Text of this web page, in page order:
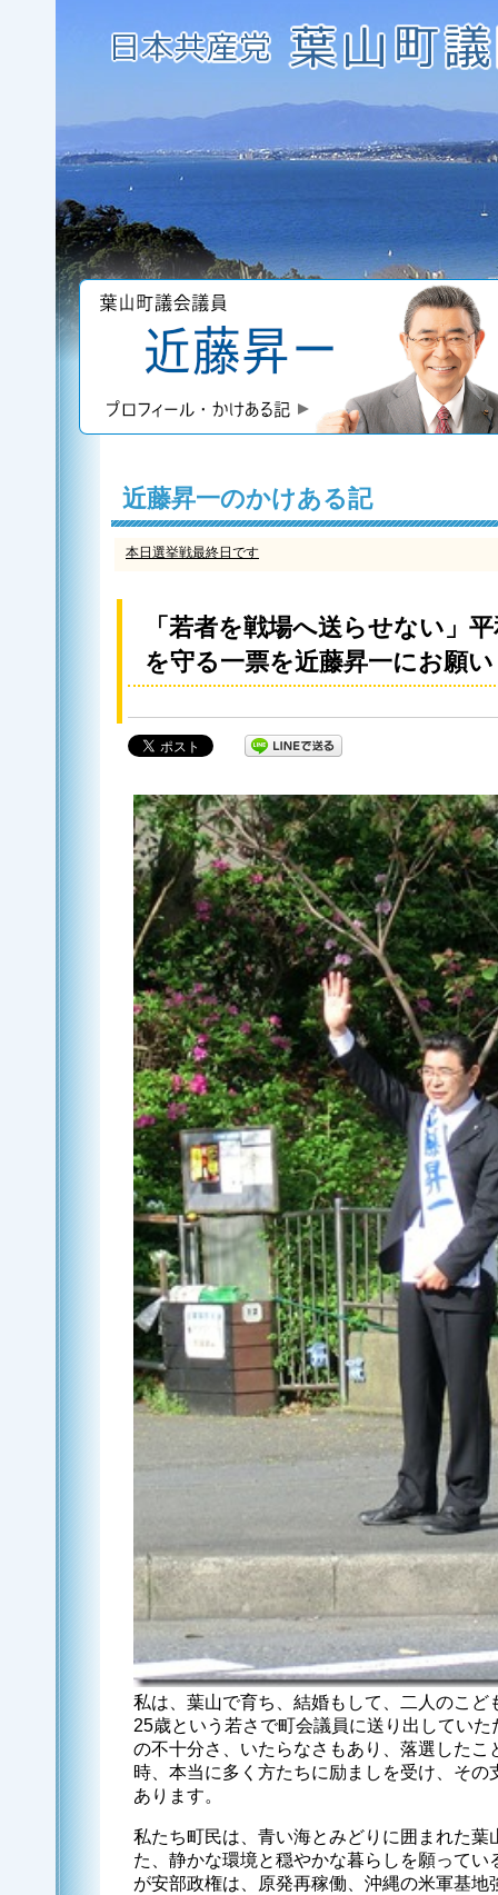
近藤昇一のかけある記
本日選挙戦最終日です
「若者を戦場へ送らせない」
を守る一票を近藤昇一にお願
私は、葉山で育ち、結婚もして、二人のこど
25歳という若さで町会議員に送り出してい
の不十分さ、いたらなさもあり、落選したこ
時、本当に多く方たちに励ましを受け、そ
あります。
私たち町民は、青い海とみどりに囲まれた葉
た、静かな環境と穏やかな暮らしを願って
が安部政権は、原発再稼働、沖縄の米軍基